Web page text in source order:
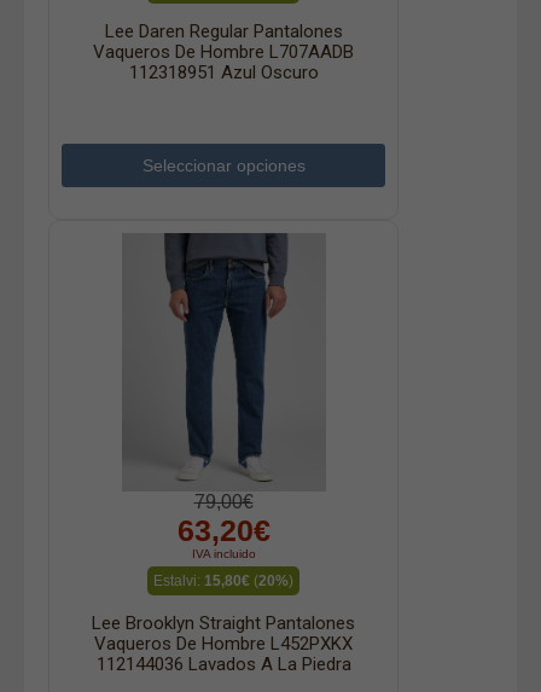
Lee Daren Regular Pantalones
Vaqueros De Hombre L707AADB
112318951 Azul Oscuro
Seleccionar opciones
79,00€
63,20€
IVA incluido
Estalvi: 15,80€ (20%)
Lee Brooklyn Straight Pantalones
Vaqueros De Hombre L452PXKX
112144036 Lavados A La Piedra